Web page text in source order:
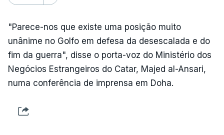
"Parece-nos que existe uma posição muito
unânime no Golfo em defesa da desescalada e do
fim da guerra", disse o porta-voz do Ministério dos
Negócios Estrangeiros do Catar, Majed al-Ansari,
numa conferência de imprensa em Doha.